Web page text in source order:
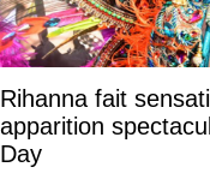
Rihanna fait
apparition
Day